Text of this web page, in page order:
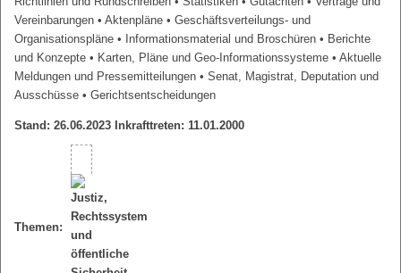
Vereinbarungen • Aktenpläne • Geschäftsverteilungs- und
Organisationspläne • Informationsmaterial und Broschüren • Berichte
und Konzepte • Karten, Pläne und Geo-Informationssysteme • Aktuelle
Meldungen und Pressemitteilungen • Senat, Magistrat, Deputation und
Ausschüsse • Gerichtsentscheidungen
Stand: 26.06.2023 Inkrafttreten: 11.01.2000
Themen: